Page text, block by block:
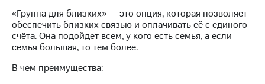
группа
Заказать
SIM-
РИИЛ
и МТС
Супер
дешевле
при
оплате
с карты
«Группа для близких» — это опция, которая позволяет
обеспечить близких связью и оплачивать её с единого
счёта. Она подойдет всем, у кого есть семья, а если
семья большая, то тем более.
В чем преимущества: